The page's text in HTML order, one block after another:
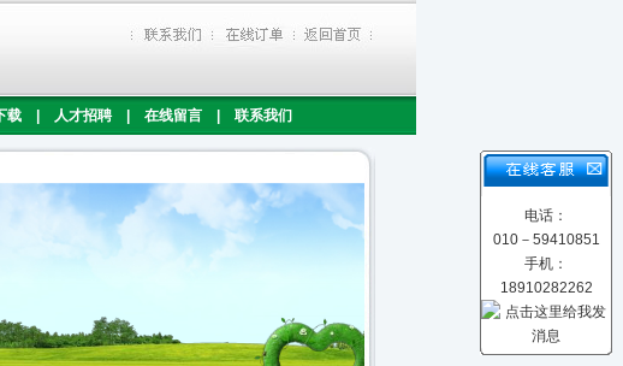
载 人才招聘 在线留言 联系我们
电话：
010－59410851
手机：
18910282262